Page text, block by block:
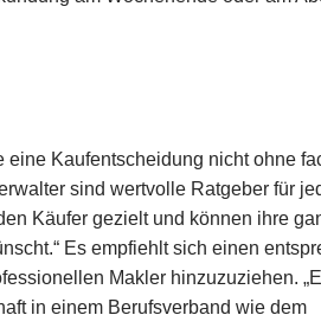
Kaufentscheidung nicht ohne
sind wertvolle Ratgeber für
Käufer gezielt und können ihre
Es empfiehlt sich einen
Makler hinzuzuziehen.
in einem Berufsverband wie dem